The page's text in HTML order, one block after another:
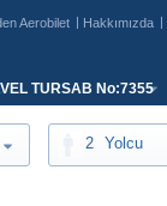
Aerobilet Hakkımızda
TURSAB No:7355
2 Yolcu